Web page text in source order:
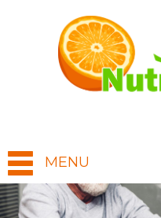
MENU
Image